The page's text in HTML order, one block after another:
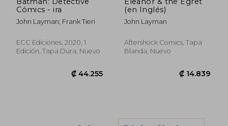
Cómics - ira
John Layman; Frank Tieri
ECC Ediciones, 2020, 1
Edición, Tapa Dura, Nuevo
(en Inglés)
John Layman
Aftershock Comics, Tapa
Blanda, Nuevo